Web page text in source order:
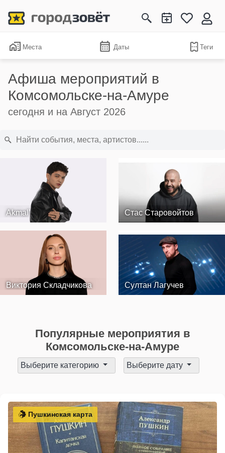
Места Даты Теги
Афиша мероприятий в
Комсомольске-на-Амуре
сегодня и на Август 2026
Akmal’ Стас Старовойтов
Виктория Складчикова Султан Лагучев
Популярные мероприятия в
Комсомольске-на-Амуре
Выберите категорию Выберите дату
Пушкинская карта